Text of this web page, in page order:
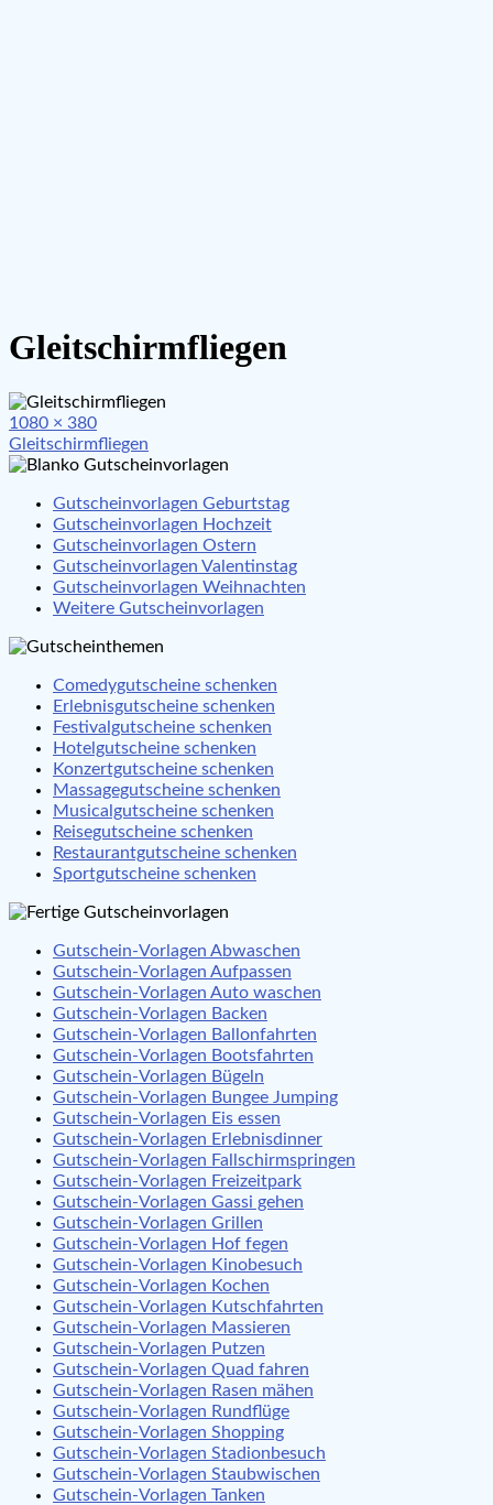
Gleitschirmfliegen
Full
size
1080 × 380
Beitragsnavigation
Gleitschirmfliegen
Gutscheinvorlagen Geburtstag
Gutscheinvorlagen Hochzeit
Gutscheinvorlagen Ostern
Gutscheinvorlagen Valentinstag
Gutscheinvorlagen Weihnachten
Weitere Gutscheinvorlagen
Comedygutscheine schenken
Erlebnisgutscheine schenken
Festivalgutscheine schenken
Hotelgutscheine schenken
Konzertgutscheine schenken
Massagegutscheine schenken
Musicalgutscheine schenken
Reisegutscheine schenken
Restaurantgutscheine schenken
Sportgutscheine schenken
Gutschein-Vorlagen Abwaschen
Gutschein-Vorlagen Aufpassen
Gutschein-Vorlagen Auto waschen
Gutschein-Vorlagen Backen
Gutschein-Vorlagen Ballonfahrten
Gutschein-Vorlagen Bootsfahrten
Gutschein-Vorlagen Bügeln
Gutschein-Vorlagen Bungee Jumping
Gutschein-Vorlagen Eis essen
Gutschein-Vorlagen Erlebnisdinner
Gutschein-Vorlagen Fallschirmspringen
Gutschein-Vorlagen Freizeitpark
Gutschein-Vorlagen Gassi gehen
Gutschein-Vorlagen Grillen
Gutschein-Vorlagen Hof fegen
Gutschein-Vorlagen Kinobesuch
Gutschein-Vorlagen Kochen
Gutschein-Vorlagen Kutschfahrten
Gutschein-Vorlagen Massieren
Gutschein-Vorlagen Putzen
Gutschein-Vorlagen Quad fahren
Gutschein-Vorlagen Rasen mähen
Gutschein-Vorlagen Rundflüge
Gutschein-Vorlagen Shopping
Gutschein-Vorlagen Stadionbesuch
Gutschein-Vorlagen Staubwischen
Gutschein-Vorlagen Tanken